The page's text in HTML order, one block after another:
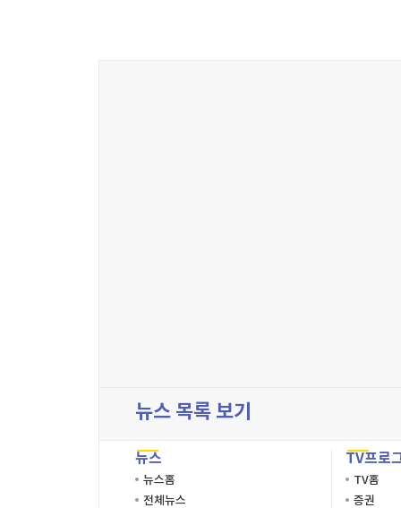
뉴스 목록 보기
뉴스
뉴스홈
전체뉴스
TV프로
TV홈
증권